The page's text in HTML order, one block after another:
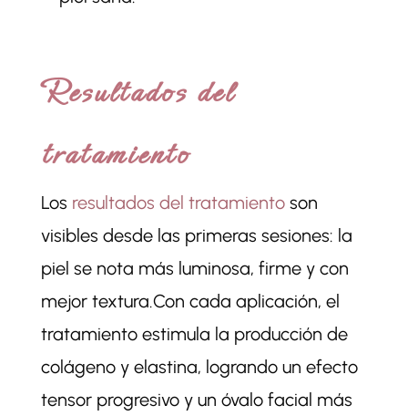
Resultados del
tratamiento
Los resultados del tratamientoson
visibles desde las primeras sesiones: la
piel se nota más luminosa, firme y con
mejor textura.Con cada aplicación, el
tratamiento estimula la producción de
colágeno y elastina, logrando un efecto
tensor progresivo y un óvalo facial más